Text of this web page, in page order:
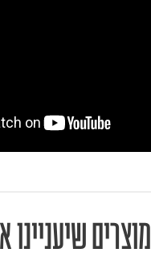
מוצרים שיעניינו